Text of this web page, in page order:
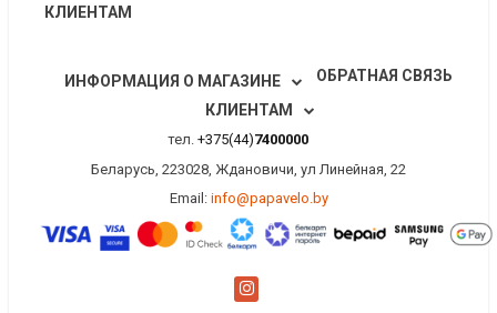
КЛИЕНТАМ
ОБРАТНАЯ СВЯЗЬ
ИНФОРМАЦИЯ О МАГАЗИНЕ
КЛИЕНТАМ
тел. +375(44)7400000
Беларусь, 223028, Ждановичи, ул Линейная, 22
Email: info@papavelo.by